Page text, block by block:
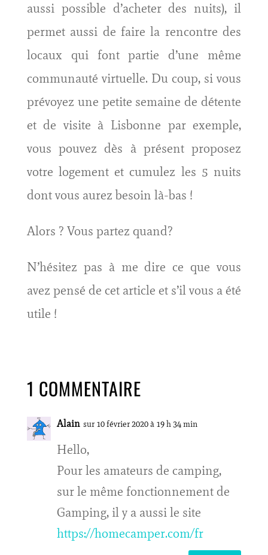
aussi possible d’acheter des nuits), il
permet aussi de faire la rencontre des
locaux qui font partie d’une même
communauté virtuelle. Du coup, si vous
prévoyez une petite semaine de détente
et de visite à Lisbonne par exemple,
vous pouvez dès à présent proposez
votre logement et cumulez les 5 nuits
dont vous aurez besoin là-bas !
Alors ? Vous partez quand?
N’hésitez pas à me dire ce que vous
avez pensé de cet article et s’il vous a été
utile !
1 COMMENTAIRE
Alain sur 10 février 2020 à 19 h 34 min
Hello,
Pour les amateurs de camping,
sur le même fonctionnement de
Gamping, il y a aussi le site
https://homecamper.com/fr